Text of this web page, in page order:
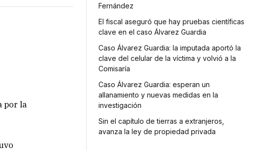
por la
Fernández
El fiscal aseguró que hay pruebas científicas
clave en el caso Álvarez Guardia
Caso Álvarez Guardia: la imputada aportó la
clave del celular de la víctima y volvió a la
Comisaría
Caso Álvarez Guardia: esperan un
allanamiento y nuevas medidas en la
investigación
Sin el capítulo de tierras a extranjeros,
avanza la ley de propiedad privada